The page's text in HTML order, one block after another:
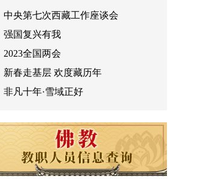
中央第七次西藏工作座谈会
强国复兴有我
2023全国两会
新春走基层 欢度藏历年
非凡十年·雪域正好